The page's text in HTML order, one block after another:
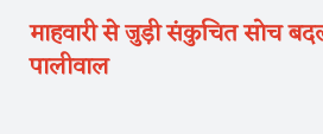
माहवारी से जुड़ी संकुचित सोच
पालीवाल